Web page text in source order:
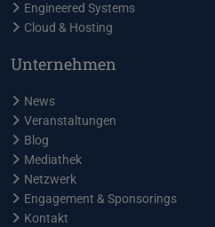
Engineered Systems
Cloud & Hosting
Unternehmen
News
Veranstaltungen
Blog
Mediathek
Netzwerk
Engagement & Sponsorings
Kontakt